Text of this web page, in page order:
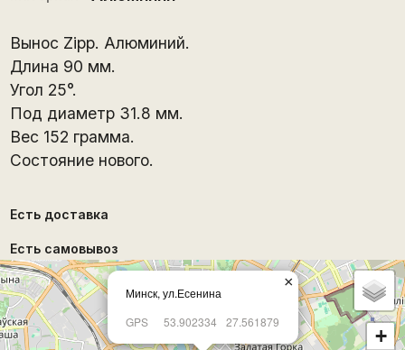
Вынос Zipp. Алюминий.
Длина 90 мм.
Угол 25°.
Под диаметр 31.8 мм.
Вес 152 грамма.
Состояние нового.
Есть доставка
Есть самовывоз
Минск, ул.Есенина
GPS
53.902334 27.561879
×
+